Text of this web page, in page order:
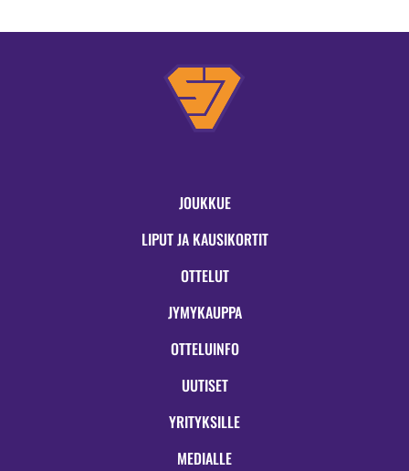
JOUKKUE
LIPUT JA KAUSIKORTIT
OTTELUT
JYMYKAUPPA
OTTELUINFO
UUTISET
YRITYKSILLE
MEDIALLE